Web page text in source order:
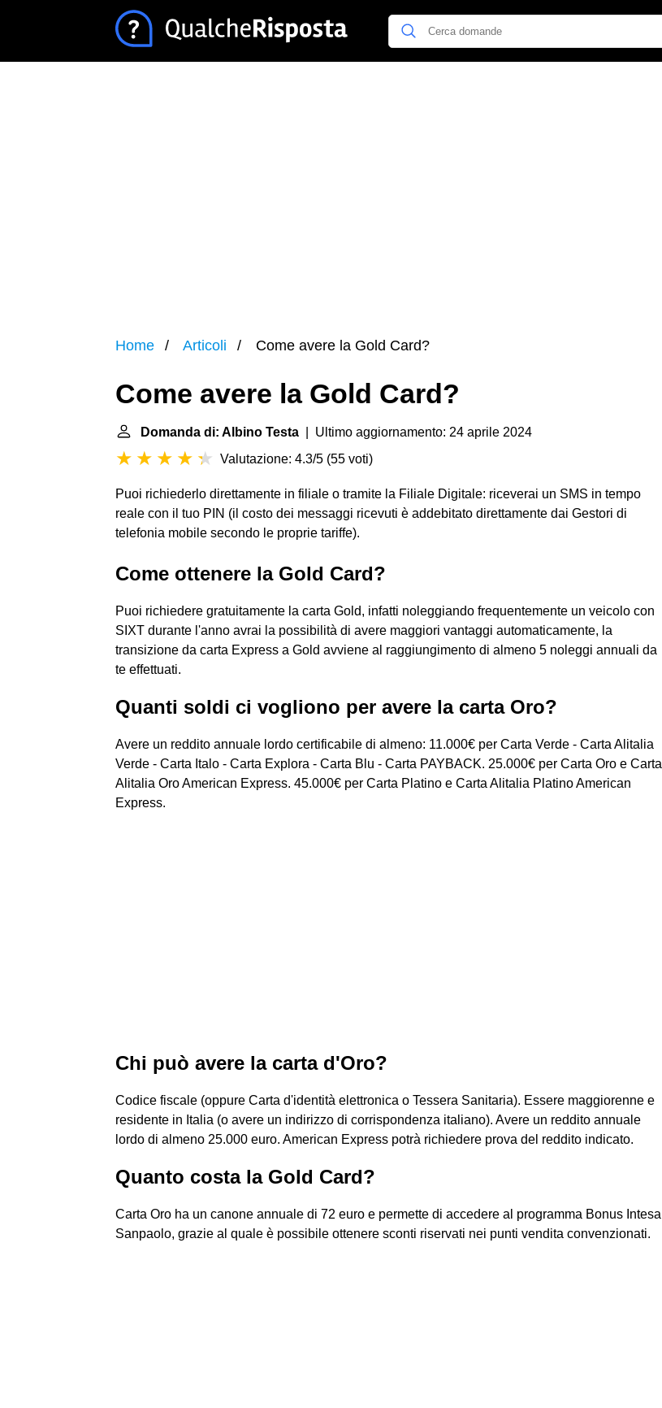
Home Articoli Come avere la Gold Card?
Come avere la Gold Card?
Domanda di: Albino Testa | Ultimo aggiornamento: 24 aprile 2024
Valutazione: 4.3/5 (55 voti)
Puoi richiederlo direttamente in filiale o tramite la Filiale Digitale: riceverai un SMS in tempo
reale con il tuo PIN (il costo dei messaggi ricevuti è addebitato direttamente dai Gestori di
telefonia mobile secondo le proprie tariffe).
Come ottenere la Gold Card?
Puoi richiedere gratuitamente la carta Gold, infatti noleggiando frequentemente un veicolo con
SIXT durante l'anno avrai la possibilità di avere maggiori vantaggi automaticamente, la
transizione da carta Express a Gold avviene al raggiungimento di almeno 5 noleggi annuali da
te effettuati.
Quanti soldi ci vogliono per avere la carta Oro?
Avere un reddito annuale lordo certificabile di almeno: 11.000€ per Carta Verde - Carta Alitalia
Verde - Carta Italo - Carta Explora - Carta Blu - Carta PAYBACK. 25.000€ per Carta Oro e Carta
Alitalia Oro American Express. 45.000€ per Carta Platino e Carta Alitalia Platino American
Express.
Chi può avere la carta d'Oro?
Codice fiscale (oppure Carta d'identità elettronica o Tessera Sanitaria). Essere maggiorenne e
residente in Italia (o avere un indirizzo di corrispondenza italiano). Avere un reddito annuale
lordo di almeno 25.000 euro. American Express potrà richiedere prova del reddito indicato.
Quanto costa la Gold Card?
Carta Oro ha un canone annuale di 72 euro e permette di accedere al programma Bonus Intesa
Sanpaolo, grazie al quale è possibile ottenere sconti riservati nei punti vendita convenzionati.